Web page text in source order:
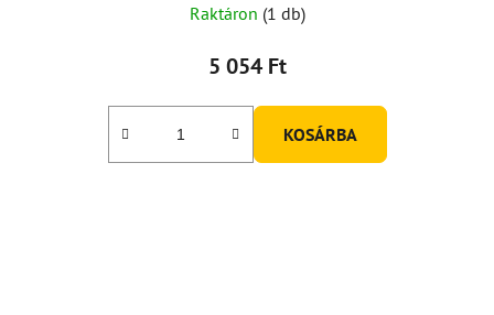
Raktáron (1 db)
5 054 Ft
KOSÁRBA